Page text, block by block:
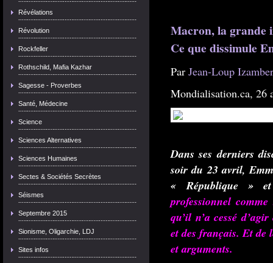
Révélations
Révolution
Rockfeller
Rothschild, Mafia Kazhar
Sagesse - Proverbes
Santé, Médecine
Science
Sciences Alternatives
Sciences Humaines
Sectes & Sociétés Secrètes
Séismes
Septembre 2015
Sionisme, Oligarchie, LDJ
Sites infos
Macron, la grande
Ce que dissimule
Par Jean-Loup
Mondialisation.ca, 26
Dans ses derniers
soir du 23 avril,
« République »
professionnel
qu’il n’a cessé
et des français. Et de
et arguments.